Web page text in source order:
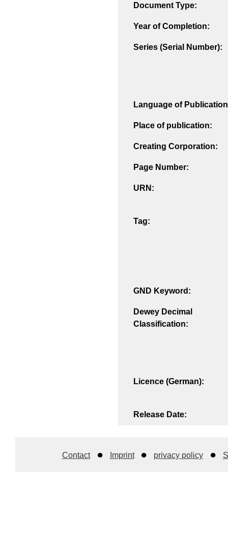
Document Type:
Year of Completion:
Series (Serial Number):
Language of
Place of publication:
Creating Corporation:
Page Number:
URN:
Tag:
GND Keyword:
Dewey Decimal
Classification:
Licence (German):
Release Date:
Contact Imprint privacy policy